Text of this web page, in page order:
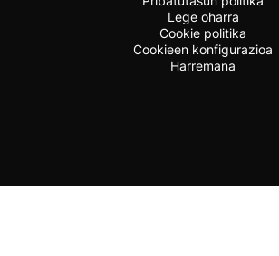
Lege oharra
Cookie politika
Cookieen konfigurazioa
Harremana